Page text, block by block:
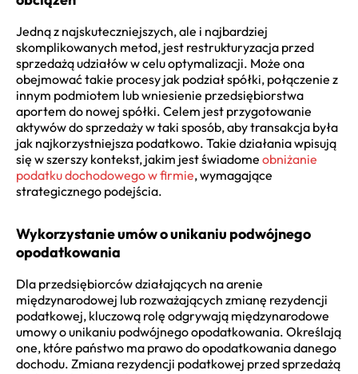
Jedną z najskuteczniejszych, ale i najbardziej
skomplikowanych metod, jest restrukturyzacja przed
sprzedażą udziałów w celu optymalizacji. Może ona
obejmować takie procesy jak podział spółki, połączenie z
innym podmiotem lub wniesienie przedsiębiorstwa
aportem do nowej spółki. Celem jest przygotowanie
aktywów do sprzedaży w taki sposób, aby transakcja była
jak najkorzystniejsza podatkowo. Takie działania wpisują
się w szerszy kontekst, jakim jest świadome obniżanie
podatku dochodowego w firmie, wymagające
strategicznego podejścia.
Wykorzystanie umów o unikaniu podwójnego
opodatkowania
Dla przedsiębiorców działających na arenie
międzynarodowej lub rozważających zmianę rezydencji
podatkowej, kluczową rolę odgrywają międzynarodowe
umowy o unikaniu podwójnego opodatkowania. Określają
one, które państwo ma prawo do opodatkowania danego
dochodu. Zmiana rezydencji podatkowej przed sprzedażą